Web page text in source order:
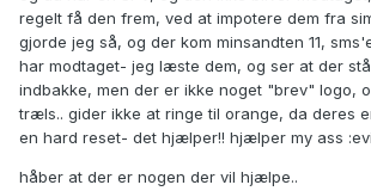
regelt få den frem, ved at impotere dem fra
gjorde jeg så, og der kom minsandten 11,
har modtaget- jeg læste dem, og ser at der
indbakke, men der er ikke noget "brev" logo,
træls.. gider ikke at ringe til orange, da deres
en hard reset- det hjælper!! hjælper my ass
håber at der er nogen der vil hjælpe..